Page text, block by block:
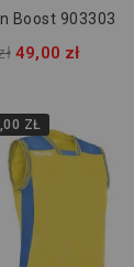
Boost 903303
49,00 zł
ZŁ